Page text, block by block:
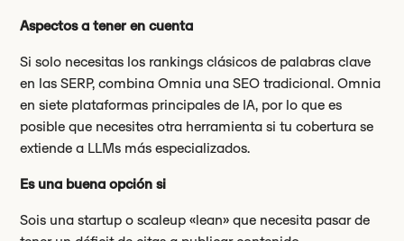
Aspectos a tener en cuenta
Si solo necesitas los rankings clásicos de palabras clave
en las SERP, combina Omnia una SEO tradicional. Omnia
en siete plataformas principales de IA, por lo que es
posible que necesites otra herramienta si tu cobertura se
extiende a LLMs más especializados.
Es una buena opción si
Sois una startup o scaleup «lean» que necesita pasar de